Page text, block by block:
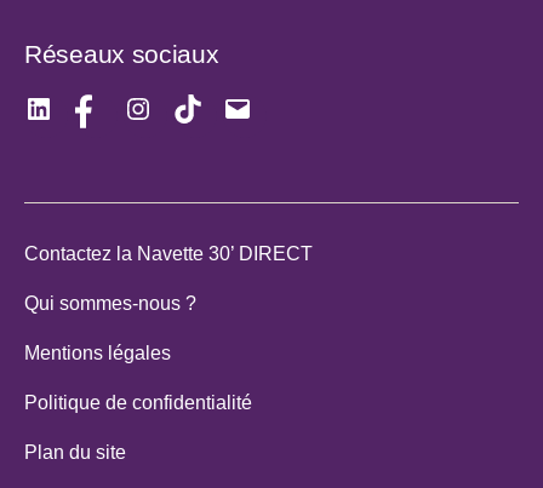
Réseaux sociaux
LinkedInFacebookInstagramTikTokE-
Contactez la Navette 30’ DIRECT
Qui sommes-nous ?
Mentions légales
Politique de confidentialité
Plan du site